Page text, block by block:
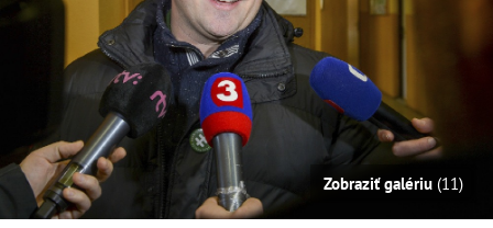
Zobraziť galériu (11)